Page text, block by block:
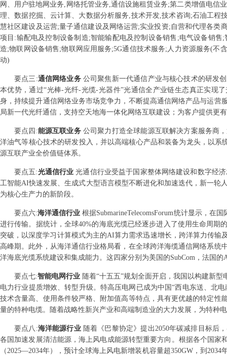
网、用户驻地网业务,网络托管业务,通信设施租赁业务;第二类增值电信
理、数据挖掘、云计算、大数据分析服务,技术开发,技术咨询;石油工
慧社区建设及运营;量子通信建设及网络运营;实业投资;自营和代理各
项目:输配电及控制设备制造;智能输配电及控制设备销售;电气设备销
造;物联网设备销售;物联网应用服务;5G通信技术服务;人力资源服务(
动)
要点三 :通信网络业务 公司聚焦新一代通信产业与核心技术的研发
本优势，通过“光棒-光纤-光缆-光器件”光通信全产业链生态真正实现
身，持续提升通信网络业务市场竞争力，不断提高通信网络产品与运
局新一代光纤通信，支持空天地海一体化网络互联建设；为客户提供更
要点 四 :能源互联业务 公司聚力打造全球能源互联解决方案服务商
洋油气等核心技术的研发投入，并以高端核心产品和装备为龙头，以
源互联产业全价值链体系。
要点五:光通信行业光通信行业受益于国家整体网络建设和数字经
工智能AI快速发展、生成式大型语言模型不断进化和加速迭代，新一
为核心生产力的新阶段。
要点六:海洋通信行业根据SubmarineTelecomsForum统计显示，在
进行传输。据统计，全球40%的海底光缆已经逐步进入了使用生命周
突破，以深度学习计算模式为主的AI算力需求迅速增长，跨洋算力传
高峰期。此外，从海洋通信行业格局看，在全球跨洋海缆通信网络系
洋海底光缆系统建设和集成能力。这四家分别为美国的SubCom，法国
要点七:智能电网行业 随着“十五五”规划全面开启，我国以构建新
电力行业提质增效、转型升级。特高压电网已成为中国“西电东送、北
技术含量高、使用条件较严格、附加值高等特点，具有更优越的特定
量的特种电缆。随着战略性新兴产业和高端制造业的大力发展，为特种
要点 八 :海洋能源行业 随着《巴黎协定》提出2050年碳减排目标后
各国加速发展清洁能源，海上风电成能源转型重要方向。根据各个国家
（2025—2034年），预计全球海上风电新增装机容量超350GW，到